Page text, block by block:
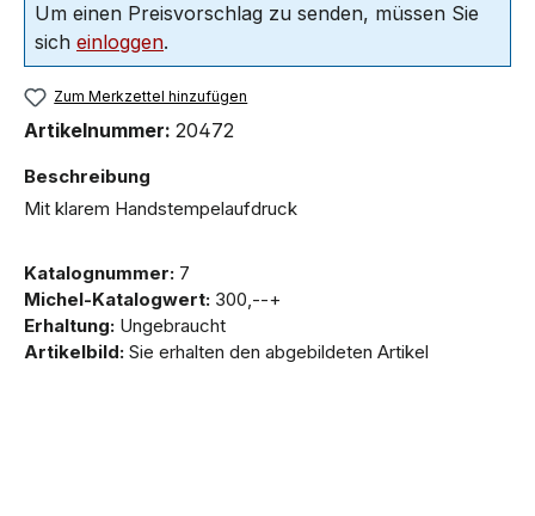
Um einen Preisvorschlag zu senden, müssen Sie
sich einloggen.
Zum Merkzettel hinzufügen
Artikelnummer: 20472
Beschreibung
Mit klarem Handstempelaufdruck
Katalognummer: 7
Michel-Katalogwert: 300,--+
Erhaltung: Ungebraucht
Artikelbild: Sie erhalten den abgebildeten Artikel